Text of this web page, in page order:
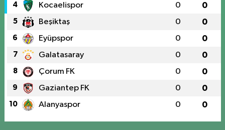
4 Kocaelispor 0 0
5 Beşiktaş 0 0
6 Eyüpspor 0 0
7 Galatasaray 0 0
8 Çorum FK 0 0
9 Gaziantep FK 0 0
10 Alanyaspor 0 0